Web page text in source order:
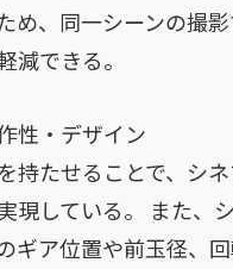
め、同一シーンの撮
減できる。
性・デザイン
持たせることで、シ
現している。 また、
ギア位置や前玉径、回